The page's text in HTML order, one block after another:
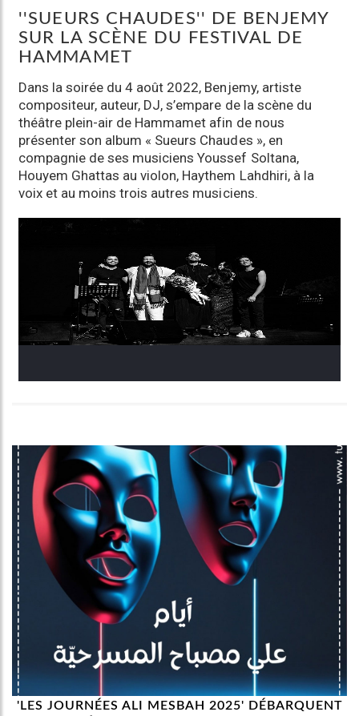
a
''SUEURS CHAUDES'' DE BENJEMY
SUR LA SCÈNE DU FESTIVAL DE
HAMMAMET
Dans la soirée du 4 août 2022, Benjemy, artiste
compositeur, auteur, DJ, s’empare de la scène du
théâtre plein-air de Hammamet afin de nous
présenter son album « Sueurs Chaudes », en
compagnie de ses musiciens Youssef Soltana,
Houyem Ghattas au violon, Haythem Lahdhiri, à la
voix et au moins trois autres musiciens.
'LES JOURNÉES ALI MESBAH 2025' DÉBARQUENT